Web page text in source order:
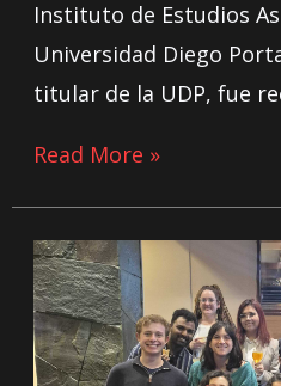
Instituto de Estudios
Universidad Diego
titular de la UDP, fue
Read More »